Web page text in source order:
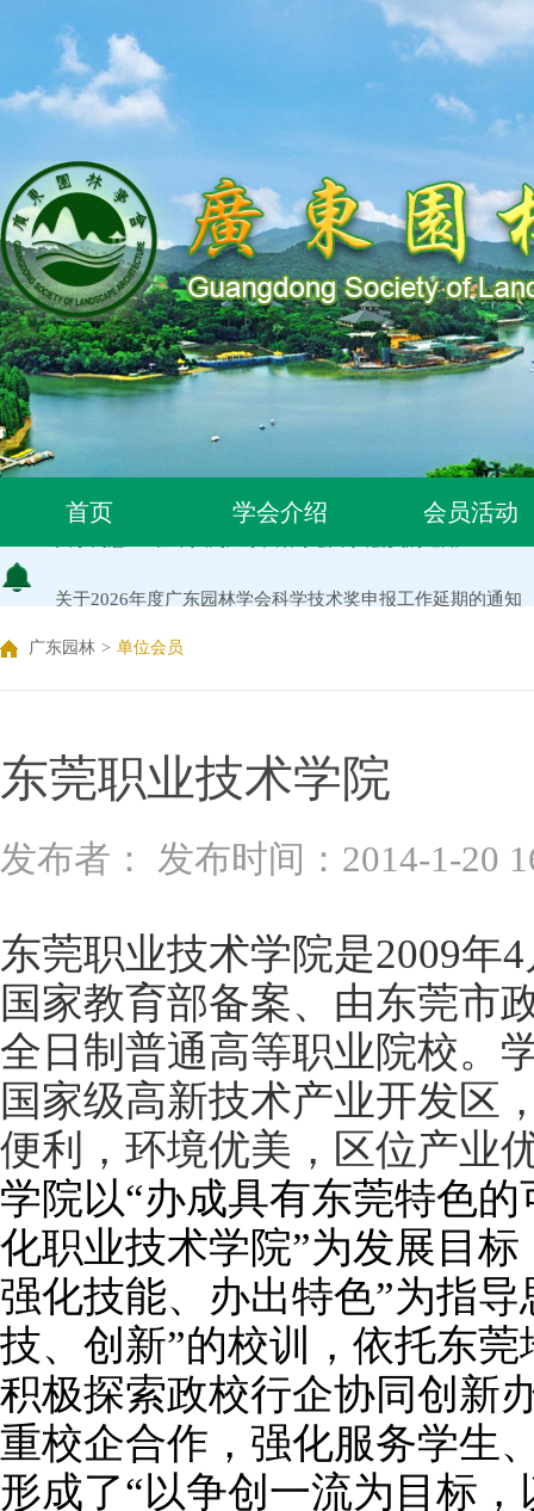
首页 学会介绍 会员活动
关于同意96位个人为广东园林学会个人会员的通知
关于同意318位个人为广东园林学会个人会员的通知
广东园林学会关于开展2026年广东风景园林优秀学子奖评
关于推荐广东园林学会专家库候选人的通知（2026年度）
关于公布2026年度广东园林学会研究项目立项名单的通知
关于2026年度广东园林学会研究项目评审结果的公示
广东园林 > 单位会员
东莞职业技术学院
发布者： 发布时间：2014-1-20
东莞职业技术学院是2009年
国家教育部备案、由东莞市
全日制普通高等职业院校。
国家级高新技术产业开发区
便利，环境优美，区位产业
学院以“办成具有东莞特色
化职业技术学院”为发展目
强化技能、办出特色”为指
技、创新”的校训，依托东
积极探索政校行企协同创新
重校企合作，强化服务学生
形成了“以争创一流为目标